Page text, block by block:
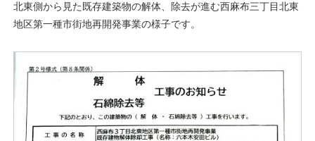
北東側から見た既存建築物の解体、除去が進む西麻布三丁目北東
地区第一種市街地再開発事業の様子です。